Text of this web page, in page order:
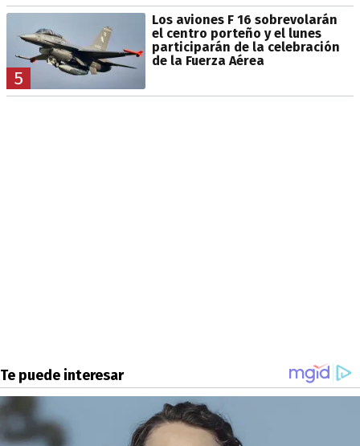
5
Los aviones F 16 sobrevolarán
el centro porteño y el lunes
participarán de la celebración
de la Fuerza Aérea